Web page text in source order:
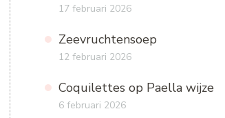
17 februari 2026
Zeevruchtensoep
12 februari 2026
Coquilettes op Paella wijze
6 februari 2026